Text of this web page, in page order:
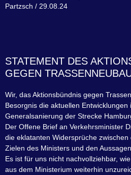
Partzsch / 29.08.24
STATEMENT DES
GEGEN
Wir, das Aktionsbündnis gegen
Besorgnis die aktuellen Entwicklungen
Generalsanierung der Strecke
Der Offene Brief an Verkehrsminister
die eklatanten Widersprüche
Zielen des Ministers und den
Es ist für uns nicht nachvollziehbar,
aus dem Ministerium weiterhin